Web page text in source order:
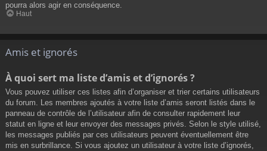
pourra alors agir en conséquence.
Haut
Amis et ignorés
À quoi sert ma liste d’amis et d’ignorés ?
Vous pouvez utiliser ces listes afin d’organiser et trier certains utilisateurs
du forum. Les membres ajoutés à votre liste d’amis seront listés dans le
panneau de contrôle de l’utilisateur afin de consulter rapidement leur
statut en ligne et leur envoyer des messages privés. Selon le style utilisé,
les messages publiés par ces utilisateurs peuvent éventuellement être
mis en surbrillance. Si vous ajoutez un utilisateur à votre liste d’ignorés,